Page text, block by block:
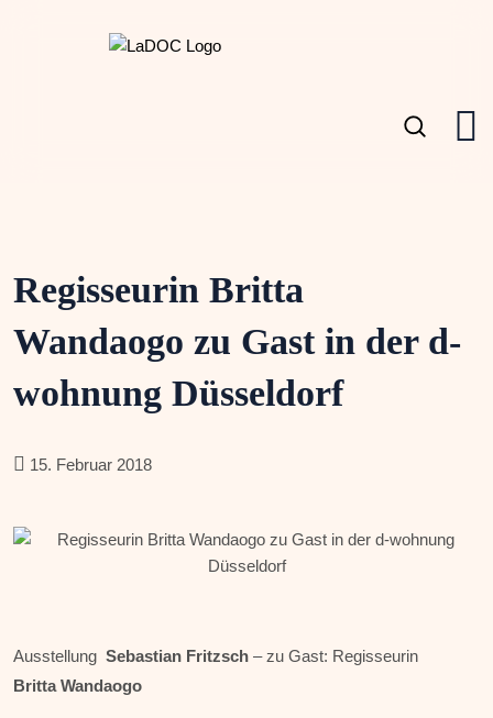
Regisseurin Britta
Wandaogo zu Gast in der d-
wohnung Düsseldorf
15. Februar 2018
Ausstellung Sebastian Fritzsch – zu Gast: Regisseurin
Britta Wandaogo